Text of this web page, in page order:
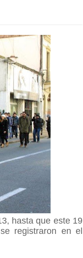
hasta que este 19
registraron en el